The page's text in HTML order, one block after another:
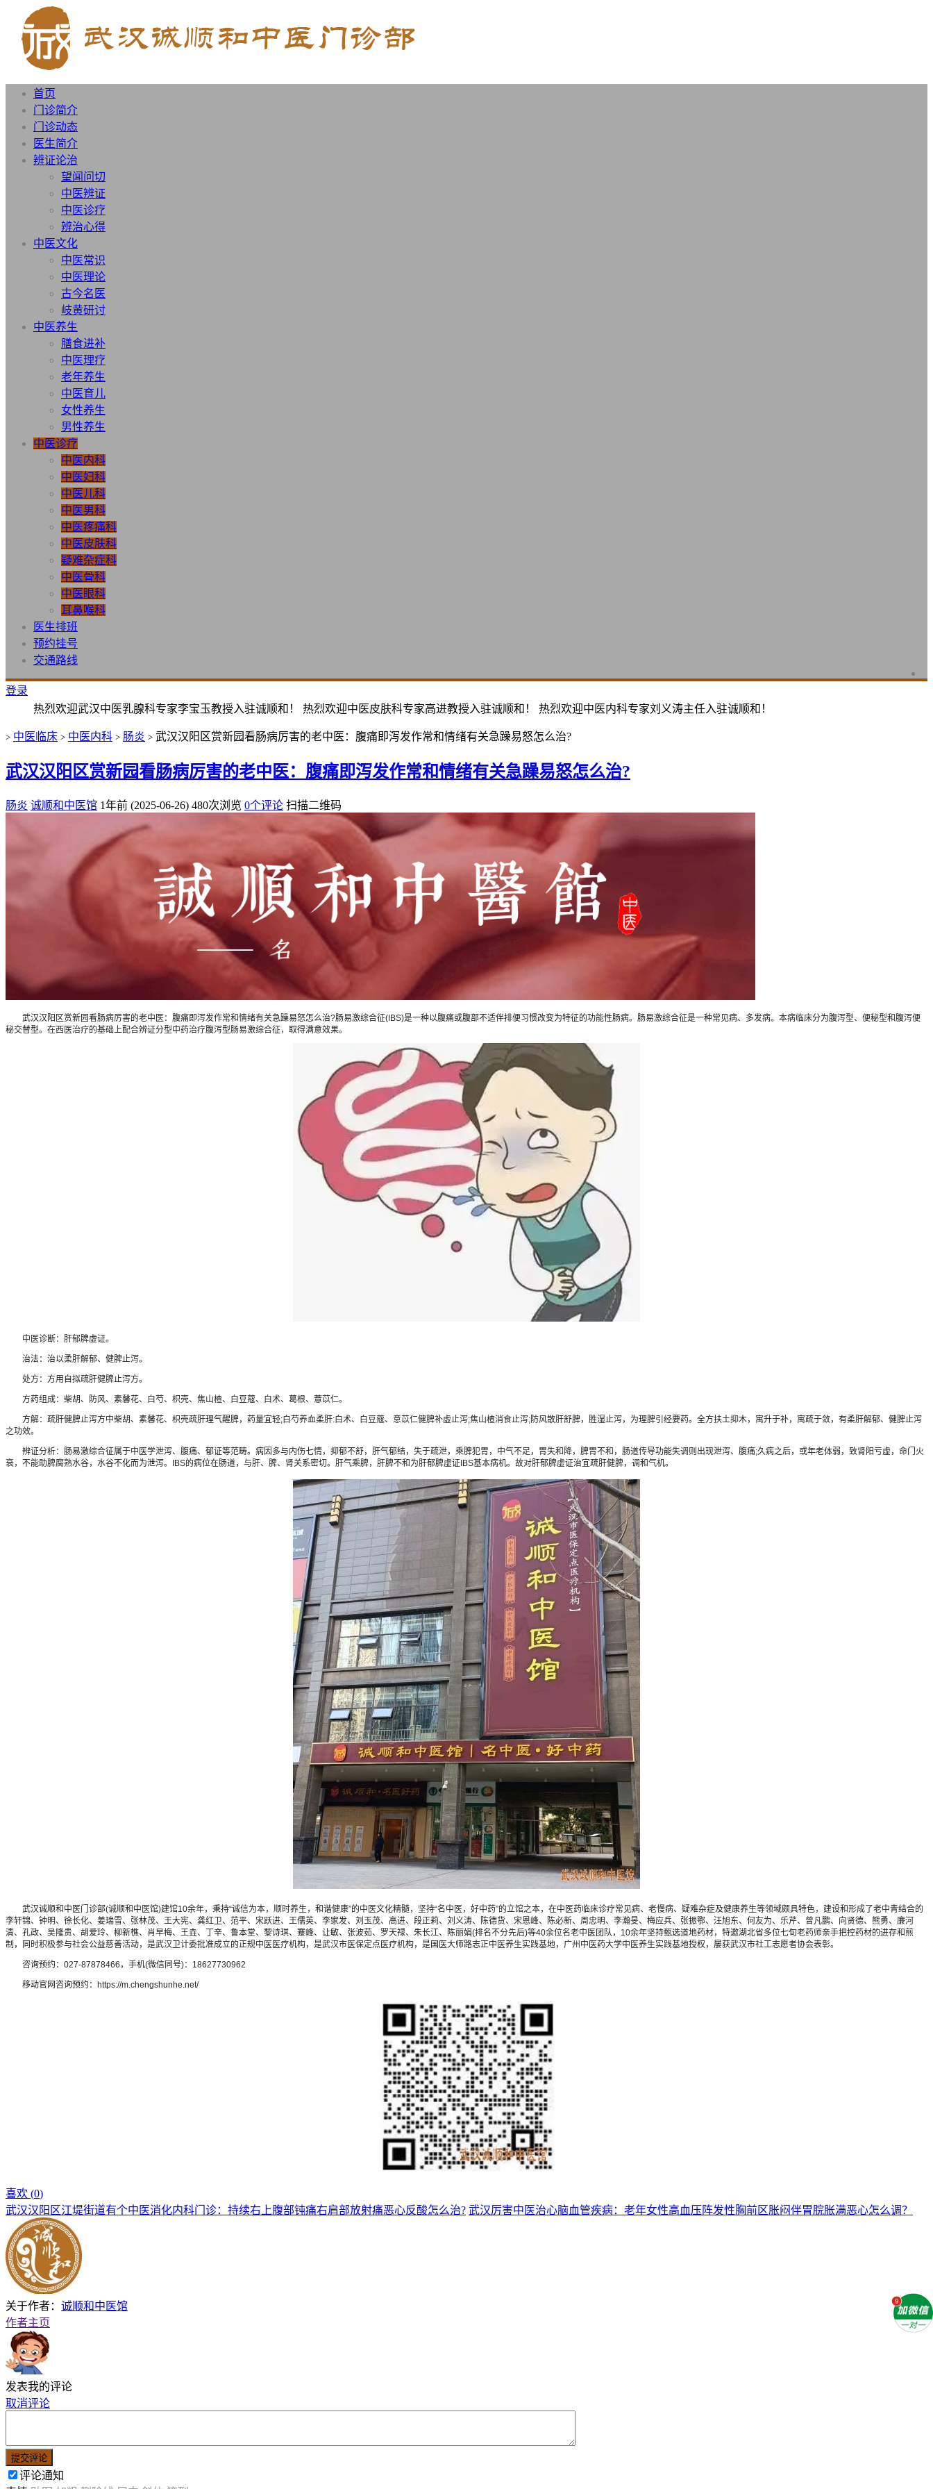
首页
门诊简介
门诊动态
医生简介
辨证论治
望闻问切
中医辨证
中医诊疗
辨治心得
中医文化
中医常识
中医理论
古今名医
岐黄研讨
中医养生
膳食进补
中医理疗
老年养生
中医育儿
女性养生
男性养生
中医诊疗
中医内科
中医妇科
中医儿科
中医男科
中医疼痛科
中医皮肤科
疑难杂症科
中医骨科
中医眼科
耳鼻喉科
医生排班
预约挂号
交通路线
登录
热烈欢迎武汉中医乳腺科专家李宝玉教授入驻诚顺和！ 热烈欢迎中医皮肤科专家高进教授入驻诚顺和！ 热烈欢迎中医内科专家刘义涛主任入驻诚顺和！
> 中医临床 > 中医内科 > 肠炎 > 武汉汉阳区赏新园看肠病厉害的老中医：腹痛即泻发作常和情绪有关急躁易怒怎么治?
武汉汉阳区赏新园看肠病厉害的老中医：腹痛即泻发作常和情绪有关急躁易怒怎么治?
肠炎 诚顺和中医馆 1年前 (2025-06-26) 480次浏览 0个评论 扫描二维码
武汉汉阳区赏新园看肠病厉害的老中医：腹痛即泻发作常和情绪有关急躁易怒怎么治?肠易激综合征(IBS)是一种以腹痛或腹部不适伴排便习惯改变为特征的功能性肠病。肠易激综合征是一种常见病、多发病。本病临床分为腹泻型、便秘型和腹泻便
秘交替型。在西医治疗的基础上配合辨证分型中药治疗腹泻型肠易激综合征，取得满意效果。
中医诊断：肝郁脾虚证。
治法：治以柔肝解郁、健脾止泻。
处方：方用自拟疏肝健脾止泻方。
方药组成：柴胡、防风、素馨花、白芍、枳壳、焦山楂、白豆蔻、白术、葛根、薏苡仁。
方解：疏肝健脾止泻方中柴胡、素馨花、枳壳疏肝理气醒脾，药量宜轻;白芍养血柔肝:白术、白豆蔻、意苡仁健脾补虚止泻;焦山楂消食止泻;防风散肝舒脾，胜湿止泻，为理脾引经要药。全方扶土抑木，寓升于补，寓疏于敛，有柔肝解郁、健脾止泻
之功效。
辨证分析：肠易激综合征属于中医学泄泻、腹痛、郁证等范畴。病因多与内伤七情，抑郁不舒，肝气郁结，失于疏泄，乘脾犯胃，中气不足，胃失和降，脾胃不和，肠道传导功能失调则出现泄泻、腹痛;久病之后，或年老体弱，致肾阳亏虚，命门火
衰，不能助脾腐熟水谷，水谷不化而为泄泻。IBS的病位在肠道，与肝、脾、肾关系密切。肝气乘脾，肝脾不和为肝郁脾虚证IBS基本病机。故对肝郁脾虚证治宜疏肝健脾，调和气机。
武汉诚顺和中医门诊部(诚顺和中医馆)建馆10余年，秉持“诚信为本，顺时养生，和谐健康”的中医文化精髓，坚持“名中医，好中药”的立馆之本，在中医药临床诊疗常见病、老慢病、疑难杂症及健康养生等领域颇具特色，建设和形成了老中青结合的
李轩锦、钟明、徐长化、姜瑞雪、张林茂、王大宪、龚红卫、范平、宋跃进、王儒英、李家发、刘玉茂、高进、段正莉、刘义涛、陈德货、宋恩峰、陈必新、周忠明、李瀚旻、梅应兵、张振鄂、汪旭东、何友为、乐芹、曾凡鹏、向贤德、熊勇、廉河
清、孔政、吴隆贵、胡爱玲、柳新樵、肖早梅、王垚、丁辛、鲁本堂、黎诗琪、蹇峰、让敏、张波茹、罗天禄、朱长江、陈丽娟(排名不分先后)等40余位名老中医团队，10余年坚持甄选道地药材，特邀湖北省多位七旬老药师亲手把控药材的进存和煎
制，同时积极参与社会公益慈善活动，是武汉卫计委批准成立的正规中医医疗机构，是武汉市医保定点医疗机构，是国医大师路志正中医养生实践基地，广州中医药大学中医养生实践基地授权，屡获武汉市社工志愿者协会表彰。
咨询预约：027-87878466，手机(微信同号)：18627730962
移动官网咨询预约：https://m.chengshunhe.net/
喜欢 (0)
武汉汉阳区江堤街道有个中医消化内科门诊：持续右上腹部钝痛右肩部放射痛恶心反酸怎么治? 武汉厉害中医治心脑血管疾病：老年女性高血压阵发性胸前区胀闷伴胃脘胀满恶心怎么调？
关于作者： 诚顺和中医馆
作者主页
发表我的评论
取消评论
提交评论
评论通知